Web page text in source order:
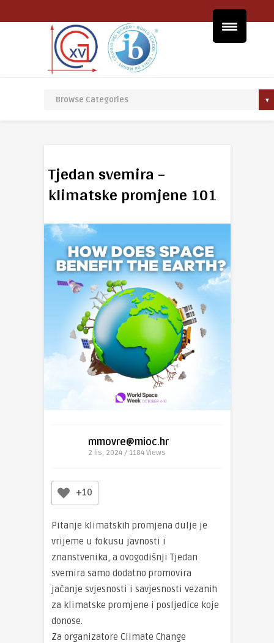
Tjedan svemira –
klimatske promjene 101
mmovre@mioc.hr
2 lis, 2024 / 1184 Views
+10
Pitanje klimatskih promjena dulje je
vrijeme u fokusu javnosti i
znanstvenika, a ovogodišnji Tjedan
svemira samo dodatno promovira
jačanje svjesnosti i savjesnosti vezanih
za klimatske promjene i posljedice koje
donose.
Za organizatore Climate Change